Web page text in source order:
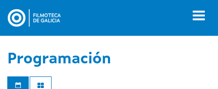
contenido
Programación